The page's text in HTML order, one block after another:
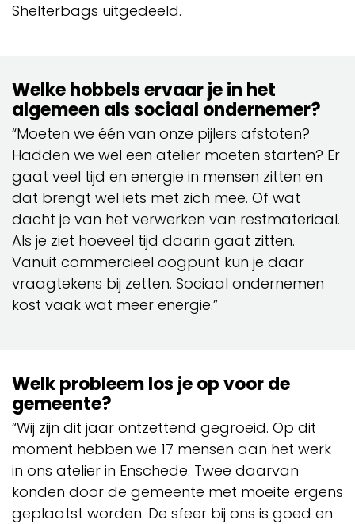
Shelterbags uitgedeeld.
Welke hobbels ervaar je in het
algemeen als sociaal ondernemer?
“Moeten we één van onze pijlers afstoten?
Hadden we wel een atelier moeten starten? Er
gaat veel tijd en energie in mensen zitten en
dat brengt wel iets met zich mee. Of wat
dacht je van het verwerken van restmateriaal.
Als je ziet hoeveel tijd daarin gaat zitten.
Vanuit commercieel oogpunt kun je daar
vraagtekens bij zetten. Sociaal ondernemen
kost vaak wat meer energie.”
Welk probleem los je op voor de
gemeente?
“Wij zijn dit jaar ontzettend gegroeid. Op dit
moment hebben we 17 mensen aan het werk
in ons atelier in Enschede. Twee daarvan
konden door de gemeente met moeite ergens
geplaatst worden. De sfeer bij ons is goed en